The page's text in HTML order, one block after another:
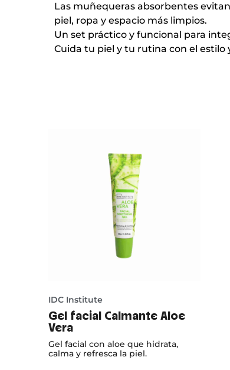
Las muñequeras absorbentes
piel, ropa y espacio más limpios.
Un set práctico y funcional para
Cuida tu piel y tu rutina con el estilo
IDC Institute
Gel facial Calmante Aloe
Vera
Gel facial con aloe que hidrata,
calma y refresca la piel.